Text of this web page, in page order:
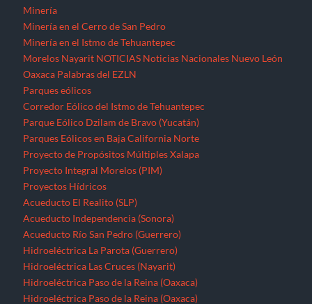
Proyectos Hídricos
Acueducto El Realito (SLP)
Acueducto Independencia (Sonora)
Acueducto Río San Pedro (Guerrero)
Hidroeléctrica La Parota (Guerrero)
Hidroeléctrica Las Cruces (Nayarit)
Hidroeléctrica Paso de la Reina (Oaxaca)
Hidroeléctrica Paso de la Reina (Oaxaca)
Hidroeléctricas en la Sierra Norte de Puebla
Presa La Maroma (SLP) Presa Los Pilares (Sonora)
Presa Picachos (Sinaloa)
Presa y Acueducto del Zapotillo (Jalisco)
Proyecto Hidráulico Monterrey VI
Proyecto Hídrico el Naranjal (Veracruz)
Puebla QuerétaroQuintana Roo
Recursos forestales
Extracción de maderas preciosas en Ostula (Michoacán)
San Luis Potosí
Seminario “El pensamiento crítico frente a la hidra